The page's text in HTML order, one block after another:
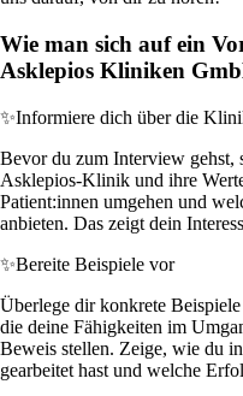
Wie man sich auf ein
Asklepios Kliniken
✨Informiere dich über die
Bevor du zum Interview gehst,
Asklepios-Klinik und ihre
Patient:innen umgehen und
anbieten. Das zeigt dein
✨Bereite Beispiele vor
Überlege dir konkrete
die deine Fähigkeiten im
Beweis stellen. Zeige, wie du
gearbeitet hast und welche